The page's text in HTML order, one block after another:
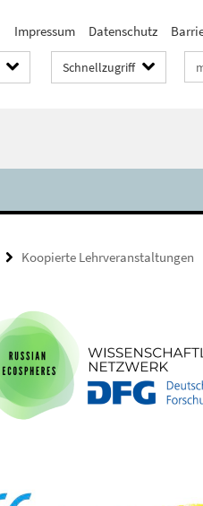
Impressum Datenschutz
Schnellzugriff
Koopierte Lehrveranstaltungen